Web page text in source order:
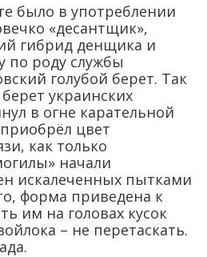
было в употреблении
«десантщик»,
гибрид денщика и
по роду службы
голубой берет. Так
украинских
в огне карательной
цвет
как только
начали
искалеченных пытками
форма приведена к
им на головах кусок
– не перетаскать.